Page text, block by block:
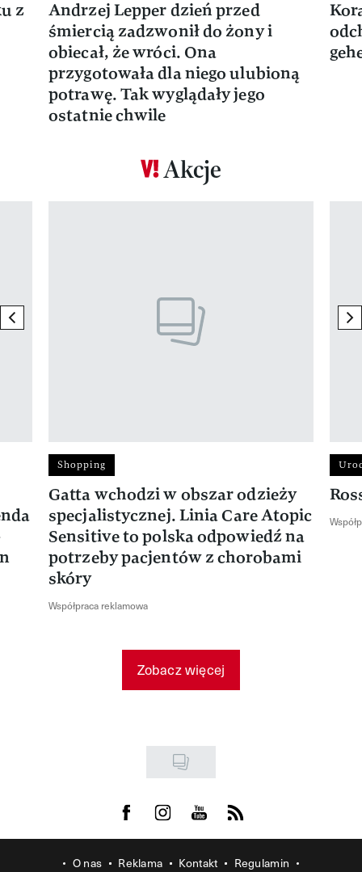
z
Andrzej Lepper dzień przed
śmiercią zadzwonił do żony i
obiecał, że wróci. Ona
przygotowała dla niego ulubioną
potrawę. Tak wyglądały jego
ostatnie chwile
Akcje
previous element
Shopping
Gatta wchodzi w obszar odzieży
specjalistycznej. Linia Care Atopic
Sensitive to polska odpowiedź na
potrzeby pacjentów z chorobami
skóry
Współpraca reklamowa
Zobacz więcej
Visit us on Facebook
Visit us on Instagram
Visit us on Youtube
Visit us on Rss
O nas Reklama Kontakt
Regulamin